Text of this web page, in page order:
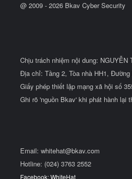
@ 2009 - 2026 Bkav Cyber Security
Chịu trách nhiệm nội dung: NGUYỄN
Địa chỉ: Tầng 2, Tòa nhà HH1,
Giấy phép thiết lập mạng xã hội số
Ghi rõ 'nguồn Bkav' khi phát hành lại
Email: whitehat@bkav.com
Hotline: (024) 3763 2552
Facebook: WhiteHat